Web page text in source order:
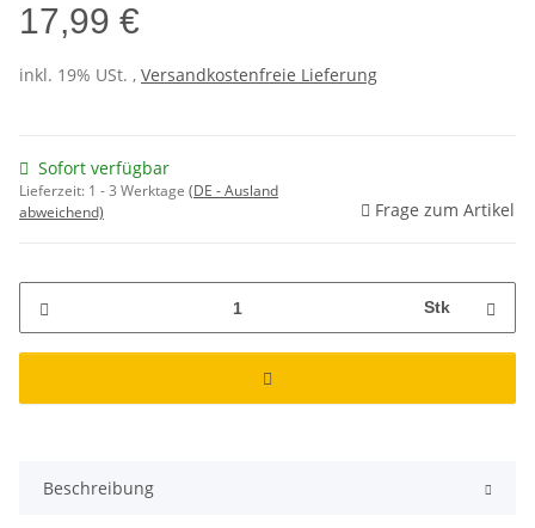
17,99 €
inkl. 19% USt. , Versandkostenfreie Lieferung
Sofort verfügbar
Lieferzeit: 1 - 3 Werktage (DE - Ausland
abweichend)
Frage zum Artikel
Stk
Beschreibung